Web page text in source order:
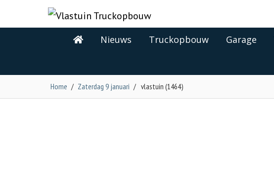
Nieuws Truckopbouw Garage
Home / Zaterdag 9 januari / vlastuin (1464)